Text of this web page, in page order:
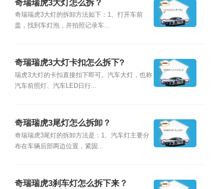
奇瑞瑞虎3大灯怎么拆？
奇瑞瑞虎3大灯的拆卸方法如下：1、打开车前
盖，找到车灯泡，并拍照记录车...
奇瑞瑞虎3大灯卡扣怎么拆下?
瑞虎3大灯的卡扣直接扣下即可。汽车大灯，也称
汽车前照灯、汽车LED日行...
奇瑞瑞虎3尾灯怎么拆卸？
奇瑞瑞虎3尾灯的拆卸方法是：1、汽车灯主要分
布在车辆后部两边位置，紧固...
奇瑞瑞虎3刹车灯怎么拆下来？